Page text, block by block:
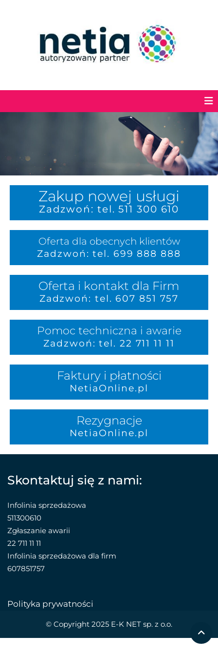
Zakup nowej usługi
Zadzwoń: tel. 511 300 610
Oferta dla obecnych klientów
Zadzwoń: tel. 699 888 888
Oferta i kontakt dla Firm
Zadzwoń: tel. 607 851 757
Pomoc techniczna i awarie
Zadzwoń: tel. 22 711 11 11
Faktury i płatności
NetiaOnline.pl
Rezygnacje
NetiaOnline.pl
Skontaktuj się z nami:
Infolinia sprzedażowa
511300610
Zgłaszanie awarii
22 711 11 11
Infolinia sprzedażowa dla firm
607851757
Polityka prywatności
© Copyright 2025 E-K NET sp. z o.o.